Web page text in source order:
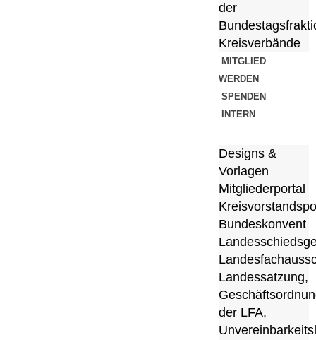
der
Kreisverbände
MITGLIED
WERDEN
SPENDEN
INTERN
Designs &
Vorlagen
Mitgliederportal
Bundeskonvent
Landessatzung,
der LFA,